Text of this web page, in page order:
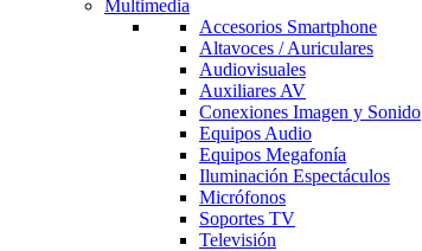
Multimedia
Accesorios Smartphone
Altavoces / Auriculares
Audiovisuales
Auxiliares AV
Conexiones Imagen y Sonido
Equipos Audio
Equipos Megafonía
Iluminación Espectáculos
Micrófonos
Soportes TV
Televisión